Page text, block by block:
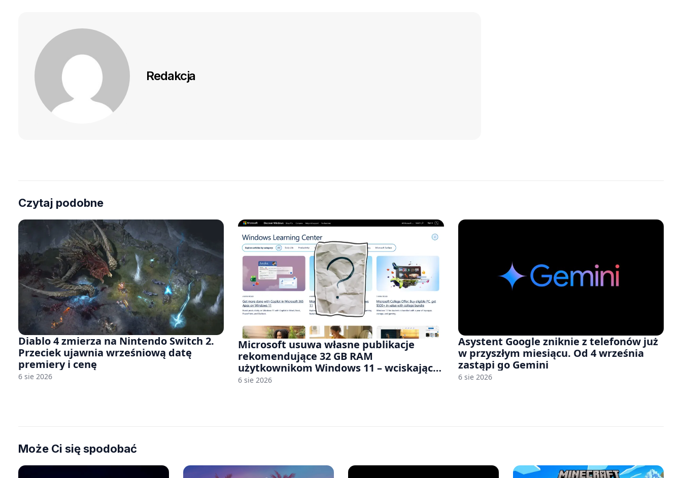
Redakcja
Czytaj podobne
Diablo 4 zmierza na Nintendo Switch 2.
Przeciek ujawnia wrześniową datę
premiery i cenę
6 sie 2026
Microsoft usuwa własne publikacje
rekomendujące 32 GB RAM
użytkownikom Windows 11 – wciskając
nam przy tym komputery z 8 GB RAM po
6 sie 2026
Asystent Google zniknie z telefonów już
w przyszłym miesiącu. Od 4 września
zastąpi go Gemini
6 sie 2026
Może Ci się spodobać